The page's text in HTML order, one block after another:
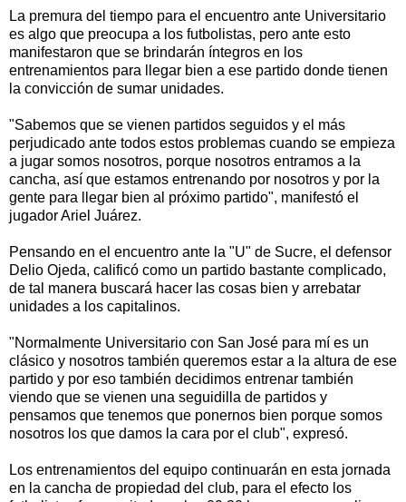
La premura del tiempo para el encuentro ante Universitario
es algo que preocupa a los futbolistas, pero ante esto
manifestaron que se brindarán íntegros en los
entrenamientos para llegar bien a ese partido donde tienen
la convicción de sumar unidades.
"Sabemos que se vienen partidos seguidos y el más
perjudicado ante todos estos problemas cuando se empieza
a jugar somos nosotros, porque nosotros entramos a la
cancha, así que estamos entrenando por nosotros y por la
gente para llegar bien al próximo partido", manifestó el
jugador Ariel Juárez.
Pensando en el encuentro ante la "U" de Sucre, el defensor
Delio Ojeda, calificó como un partido bastante complicado,
de tal manera buscará hacer las cosas bien y arrebatar
unidades a los capitalinos.
"Normalmente Universitario con San José para mí es un
clásico y nosotros también queremos estar a la altura de ese
partido y por eso también decidimos entrenar también
viendo que se vienen una seguidilla de partidos y
pensamos que tenemos que ponernos bien porque somos
nosotros los que damos la cara por el club", expresó.
Los entrenamientos del equipo continuarán en esta jornada
en la cancha de propiedad del club, para el efecto los